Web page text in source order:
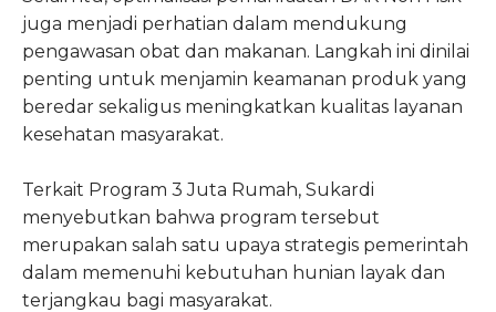
juga menjadi perhatian dalam mendukung
pengawasan obat dan makanan. Langkah ini dinilai
penting untuk menjamin keamanan produk yang
beredar sekaligus meningkatkan kualitas layanan
kesehatan masyarakat.
Terkait Program 3 Juta Rumah, Sukardi
menyebutkan bahwa program tersebut
merupakan salah satu upaya strategis pemerintah
dalam memenuhi kebutuhan hunian layak dan
terjangkau bagi masyarakat.